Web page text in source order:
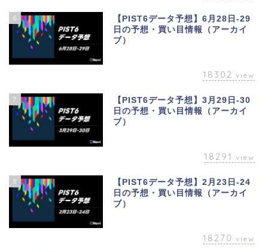
6
【PIST6データ予想】6月28日-29
日の予想・買い目情報（アーカイ
ブ）
18302 view
7
【PIST6データ予想】3月29日-30
日の予想・買い目情報（アーカイ
ブ）
18291 view
8
【PIST6データ予想】2月23日-24
日の予想・買い目情報（アーカイ
ブ）
18270 view